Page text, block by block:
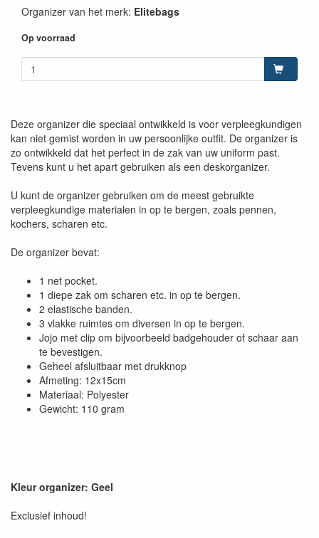
Organizer van het merk: Elitebags
Op voorraad
Deze organizer die speciaal ontwikkeld is voor verpleegkundigen
kan niet gemist worden in uw persoonlijke outfit. De organizer is
zo ontwikkeld dat het perfect in de zak van uw uniform past.
Tevens kunt u het apart gebruiken als een deskorganizer.
U kunt de organizer gebruiken om de meest gebruikte
verpleegkundige materialen in op te bergen, zoals pennen,
kochers, scharen etc.
De organizer bevat:
1 net pocket.
1 diepe zak om scharen etc. in op te bergen.
2 elastische banden.
3 vlakke ruimtes om diversen in op te bergen.
Jojo met clip om bijvoorbeeld badgehouder of schaar aan
te bevestigen.
Geheel afsluitbaar met drukknop
Afmeting: 12x15cm
Materiaal: Polyester
Gewicht: 110 gram
Kleur organizer: Geel
Exclusief inhoud!